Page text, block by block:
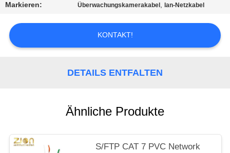
POLICY
Markieren: Überwachungskamerakabel , lan-Netzkabel
KONTAKT!
DETAILS ENTFALTEN
Ähnliche Produkte
S/FTP CAT 7 PVC Network